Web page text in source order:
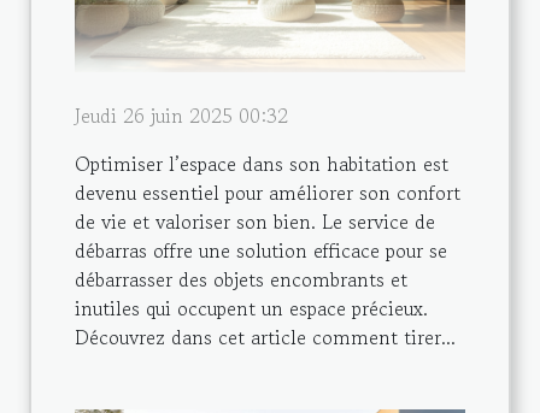
Jeudi 26 juin 2025 00:32
Optimiser l’espace dans son habitation est
devenu essentiel pour améliorer son confort
de vie et valoriser son bien. Le service de
débarras offre une solution efficace pour se
débarrasser des objets encombrants et
inutiles qui occupent un espace précieux.
Découvrez dans cet article comment tirer...